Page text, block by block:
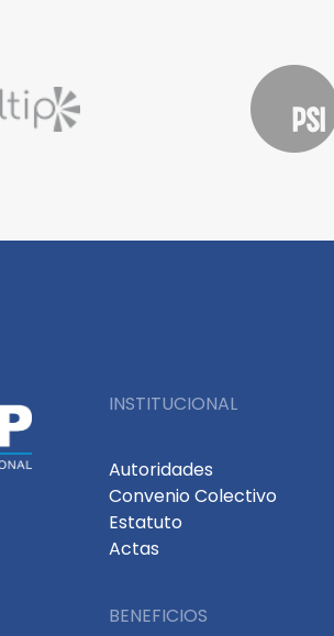
INSTITUCIONAL
Autoridades
Convenio Colectivo
Estatuto
Actas
BENEFICIOS